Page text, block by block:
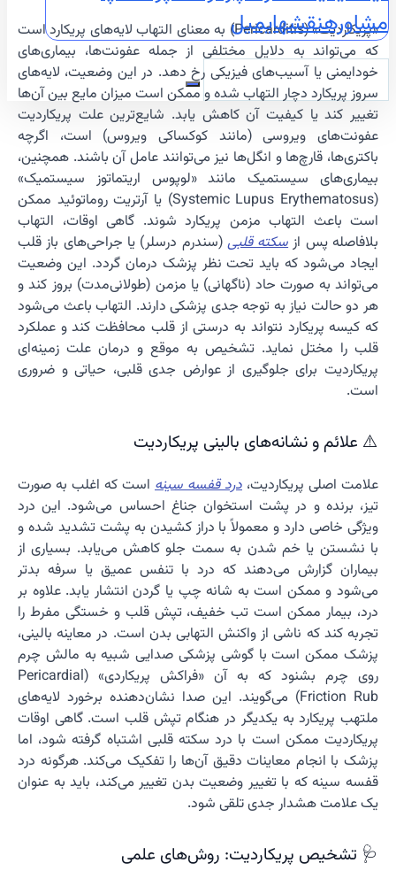
مشاورهنقشهایمیل«پریکاردیت» (Pericarditis) به معنای التهاب لایه‌های پریکارد است
که می‌تواند به دلایل مختلفی از جمله عفونت‌ها، بیماری‌های
خودایمنی یا آسیب‌های فیزیکی رخ دهد. در این وضعیت، لایه‌های
سروز پریکارد دچار التهاب شده و ممکن است میزان مایع بین آن‌ها
تغییر کند یا کیفیت آن کاهش یابد. شایع‌ترین علت پریکاردیت
عفونت‌های ویروسی (مانند کوکساکی ویروس) است، اگرچه
باکتری‌ها، قارچ‌ها و انگل‌ها نیز می‌توانند عامل آن باشند. همچنین،
بیماری‌های سیستمیک مانند «لوپوس اریتماتوز سیستمیک»
(Systemic Lupus Erythematosus) یا آرتریت روماتوئید ممکن
است باعث التهاب مزمن پریکارد شوند. گاهی اوقات، التهاب
بلافاصله پس ازسکته قلبی (سندرم درسلر) یا جراحی‌های باز قلب
ایجاد می‌شود که باید تحت نظر پزشک درمان گردد. این وضعیت
می‌تواند به صورت حاد (ناگهانی) یا مزمن (طولانی‌مدت) بروز کند و
هر دو حالت نیاز به توجه جدی پزشکی دارند. التهاب باعث می‌شود
که کیسه پریکارد نتواند به درستی از قلب محافظت کند و عملکرد
قلب را مختل نماید. تشخیص به موقع و درمان علت زمینه‌ای
پریکاردیت برای جلوگیری از عوارض جدی قلبی، حیاتی و ضروری
است.
⚠️ علائم و نشانه‌های بالینی پریکاردیت
علامت اصلی پریکاردیت، درد قفسه سینه است که اغلب به صورت
تیز، برنده و در پشت استخوان جناغ احساس می‌شود. این درد
ویژگی خاصی دارد و معمولاً با دراز کشیدن به پشت تشدید شده و
با نشستن یا خم شدن به سمت جلو کاهش می‌یابد. بسیاری از
بیماران گزارش می‌دهند که درد با تنفس عمیق یا سرفه بدتر
می‌شود و ممکن است به شانه چپ یا گردن انتشار یابد. علاوه بر
درد، بیمار ممکن است تب خفیف، تپش قلب و خستگی مفرط را
تجربه کند که ناشی از واکنش التهابی بدن است. در معاینه بالینی،
پزشک ممکن است با گوشی پزشکی صدایی شبیه به مالش چرم
روی چرم بشنود که به آن «فراکش پریکاردی» (Pericardial
Friction Rub) می‌گویند. این صدا نشان‌دهنده برخورد لایه‌های
ملتهب پریکارد به یکدیگر در هنگام تپش قلب است. گاهی اوقات
پریکاردیت ممکن است با درد سکته قلبی اشتباه گرفته شود، اما
پزشک با انجام معاینات دقیق آن‌ها را تفکیک می‌کند. هرگونه درد
قفسه سینه که با تغییر وضعیت بدن تغییر می‌کند، باید به عنوان
یک علامت هشدار جدی تلقی شود.
🩺 تشخیص پریکاردیت: روش‌های علمی